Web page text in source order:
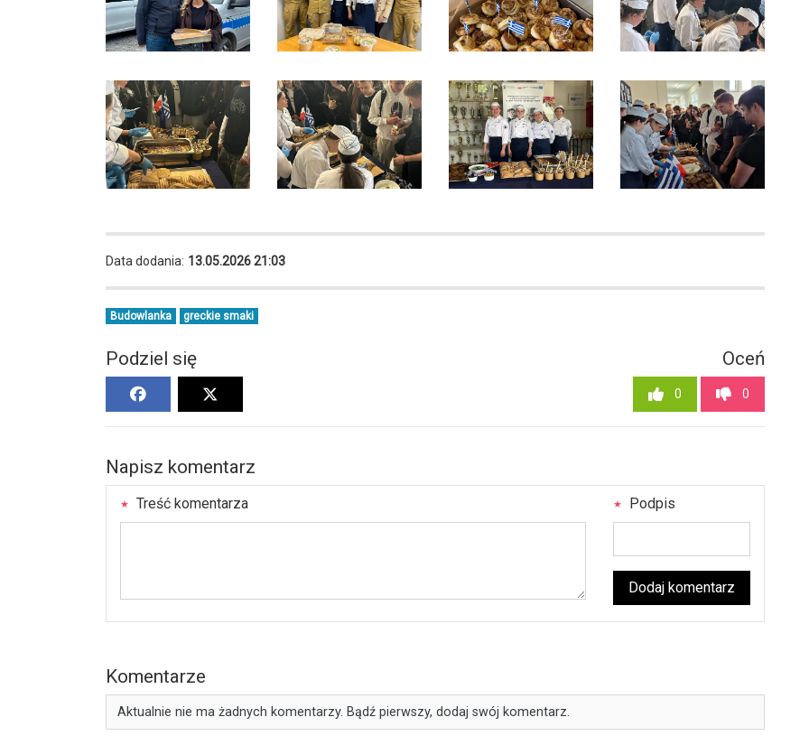
Data dodania: 13.05.2026 21:03
Budowlanka greckie smaki
Podziel się Oceń
0 0
Napisz komentarz
Treść komentarza Podpis
Dodaj komentarz
Komentarze
Aktualnie nie ma żadnych komentarzy. Bądź pierwszy, dodaj swój komentarz.